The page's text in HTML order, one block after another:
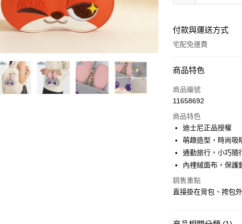
付款與運送方式
宅配免運費
付款方式
全家線上支付
運送方式
本島宅配-活動商品
免運費
離島宅配-常溫商品
免運費
商品特色
商品編號
11658692
商品特色
迪士尼正品授權
萌趣造型，時尚吸
通勤旅行，小巧隨
內裡絨面布，保護
銷售重點
直接掛在背包、挎包